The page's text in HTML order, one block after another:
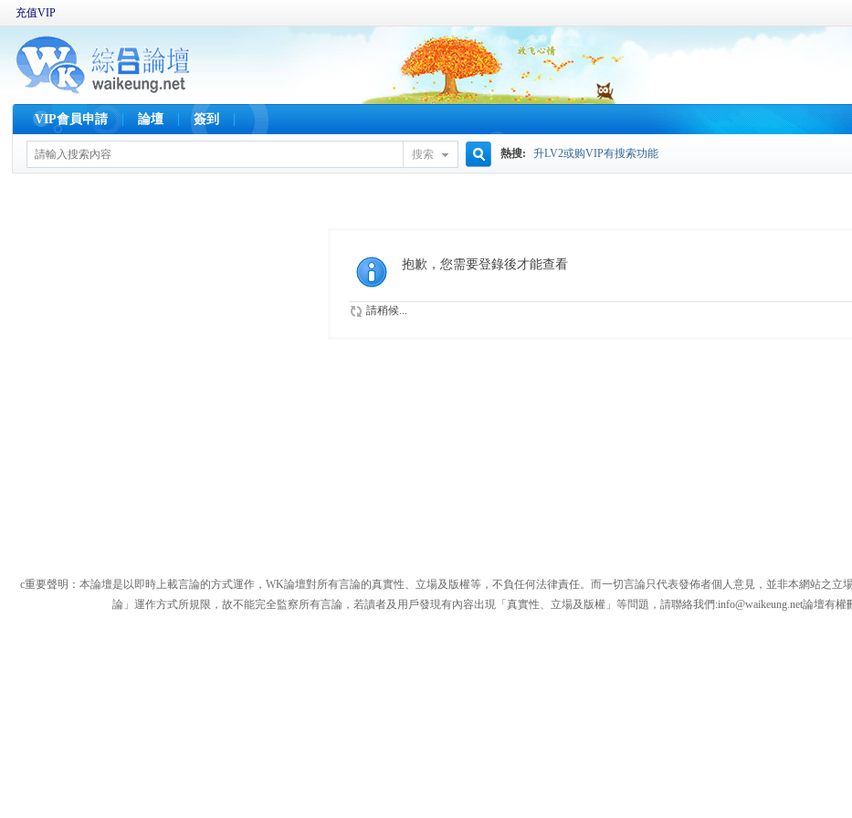
充值VIP
VIP會員申請 論壇 簽到
搜索
索
熱搜: 升LV2或购VIP有搜索功能
抱歉，您需要登錄後才能查看
請稍候...
c重要聲明：本論壇是以即時上載言論的方式運作，WK論壇對所有言論的真實性、立場及版權等，不負任何法律責任。而一切言論只代表發佈者個人意見，並非本網站之
論」運作方式所規限，故不能完全監察所有言論，若讀者及用戶發現有內容出現「真實性、立場及版權」等問題，請聯絡我們:info@waikeung.net論壇有權